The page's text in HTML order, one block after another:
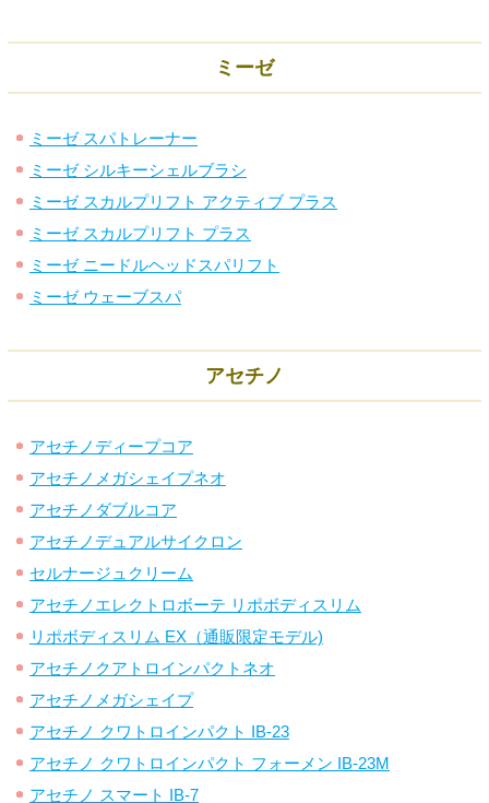
ミーゼ
ミーゼ スパトレーナー
ミーゼ シルキーシェルブラシ
ミーゼ スカルプリフト アクティブ プラス
ミーゼ スカルプリフト プラス
ミーゼ ニードルヘッドスパリフト
ミーゼ ウェーブスパ
アセチノ
アセチノディープコア
アセチノメガシェイプネオ
アセチノダブルコア
アセチノデュアルサイクロン
セルナージュクリーム
アセチノエレクトロボーテ リポボディスリム
リポボディスリム EX（通販限定モデル)
アセチノクアトロインパクトネオ
アセチノメガシェイプ
アセチノ クワトロインパクト IB-23
アセチノ クワトロインパクト フォーメン IB-23M
アセチノ スマート IB-7